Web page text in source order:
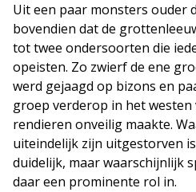
Uit een paar monsters ouder
bovendien dat de
tot twee ondersoorten die
opeisten. Zo zwierf de ene
werd gejaagd op bizons en
groep verderop in het
rendieren onveilig maakte.
uiteindelijk zijn uitgestorven
duidelijk, maar waarschijnlijk
daar een prominente rol in.